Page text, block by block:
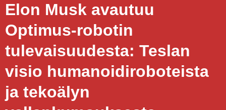
Elon Musk avautuu
Optimus-robotin
tulevaisuudesta: Teslan
visio humanoidiroboteista
ja tekoälyn